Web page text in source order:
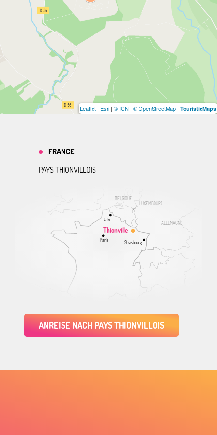
Leaflet | Esri | © IGN | © OpenStreetMap | TouristicMaps
ALLEMAGNE
BELGIQUE
LUXEMBOURG
Thionville
Lille
Paris Strasbourg
FRANCE
PAYS THIONVILLOIS
ANREISE NACH PAYS THIONVILLOIS